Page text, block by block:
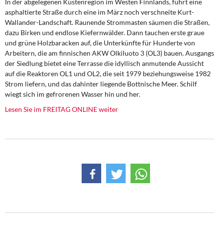
Wirtschaftspolitik
Steuer- und Finanzpolitik
Öffentliche Infrastruktur und Daseinsvorsorge
Eurokrise und Griechenland
DIE LINKE
Institut Solidarische Moderne
In der abgelegenen Küstenregion im Westen Finnlands, führt eine
asphaltierte Straße durch eine im März noch verschneite Kurt-
Wallander-Landschaft. Raunende Strommasten säumen die Straßen,
dazu Birken und endlose Kiefernwälder. Dann tauchen erste graue
und grüne Holzbaracken auf, die Unterkünfte für Hunderte von
Arbeitern, die am finnischen AKW Olkiluoto 3 (OL3) bauen. Ausgangs
der Siedlung bietet eine Terrasse die idyllisch anmutende Aussicht
auf die Reaktoren OL1 und OL2, die seit 1979 beziehungsweise 1982
Strom liefern, und das dahinter liegende Bottnische Meer. Schilf
wiegt sich im gefrorenen Wasser hin und her.
Lesen Sie im FREITAG ONLINE weiter